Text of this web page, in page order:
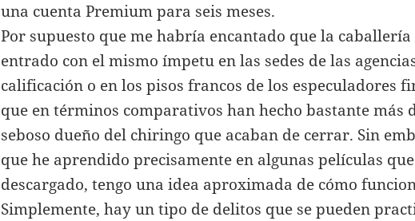
una cuenta Premium para seis meses.
Por supuesto que me habría encantado que la
entrado con el mismo ímpetu en las sedes de las
calificación o en los pisos francos de los especuladores
que en términos comparativos han hecho bastante más
seboso dueño del chiringo que acaban de cerrar. Sin
que he aprendido precisamente en algunas películas
descargado, tengo una idea aproximada de cómo
Simplemente, hay un tipo de delitos que se pueden